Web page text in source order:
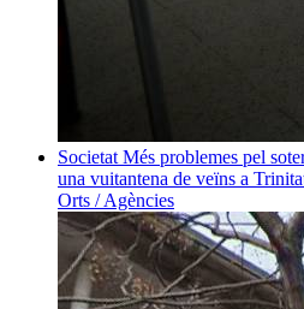
Societat Més problemes pel
una vuitantena de veïns a
Orts / Agències